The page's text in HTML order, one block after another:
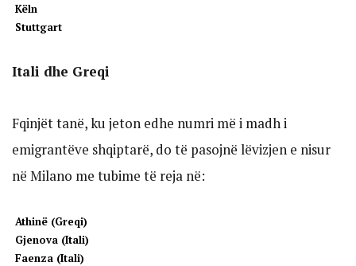
Këln
Stuttgart
Itali dhe Greqi
Fqinjët tanë, ku jeton edhe numri më i madh i
emigrantëve shqiptarë, do të pasojnë lëvizjen e nisur
në Milano me tubime të reja në:
Athinë (Greqi)
Gjenova (Itali)
Faenza (Itali)